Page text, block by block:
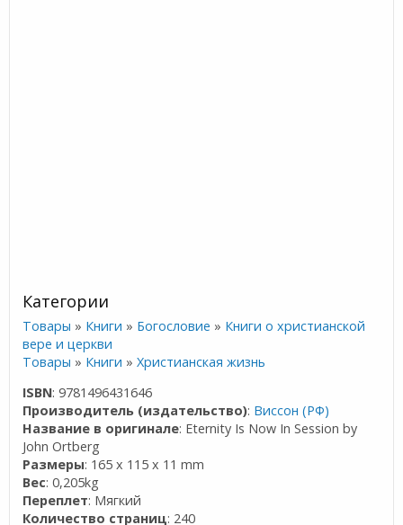
Категории
Товары » Книги » Богословие » Книги о христианской
вере и церкви
Товары » Книги »Христианская жизнь
ISBN: 9781496431646
Производитель (издательство): Виссон (РФ)
Название в оригинале: Eternity Is Now In Session by
John Ortberg
Размеры: 165 x 115 x 11 mm
Вес: 0,205kg
Переплет: Мягкий
Количество страниц: 240